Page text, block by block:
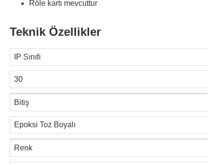
Röle kartı mevcuttur
Teknik Özellikler
IP Sınıfı
30
Bitiş
Epoksi Toz Boyalı
Renk